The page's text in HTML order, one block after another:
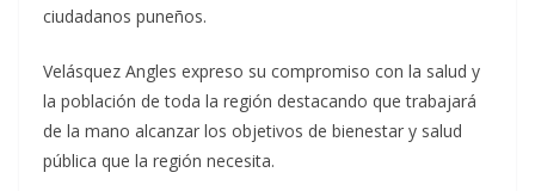
ciudadanos puneños.
Velásquez Angles expreso su compromiso con la salud y
la población de toda la región destacando que trabajará
de la mano alcanzar los objetivos de bienestar y salud
pública que la región necesita.